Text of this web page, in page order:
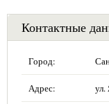
Контактные
Город:
Адрес: ул.